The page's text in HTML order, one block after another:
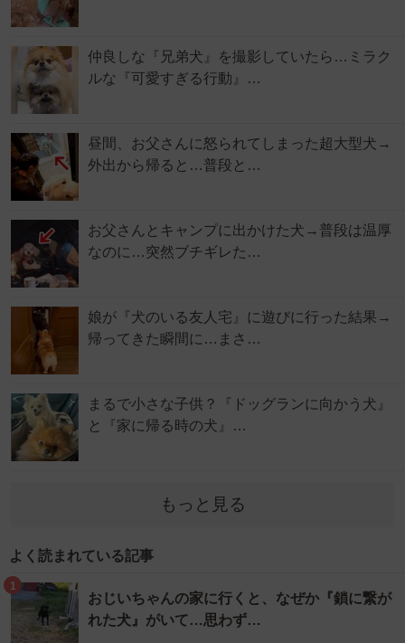
仲良しな『兄弟犬』を撮影していたら…ミラク
ルな『可愛すぎる行動』…
昼間、お父さんに怒られてしまった超大型犬→
外出から帰ると…普段と…
お父さんとキャンプに出かけた犬→普段は温厚
なのに…突然ブチギレた…
娘が『犬のいる友人宅』に遊びに行った結果→
帰ってきた瞬間に…まさ…
まるで小さな子供？『ドッグランに向かう犬』
と『家に帰る時の犬』…
もっと見る
よく読まれている記事
1
おじいちゃんの家に行くと、なぜか『鎖に繋が
れた犬』がいて…思わず…